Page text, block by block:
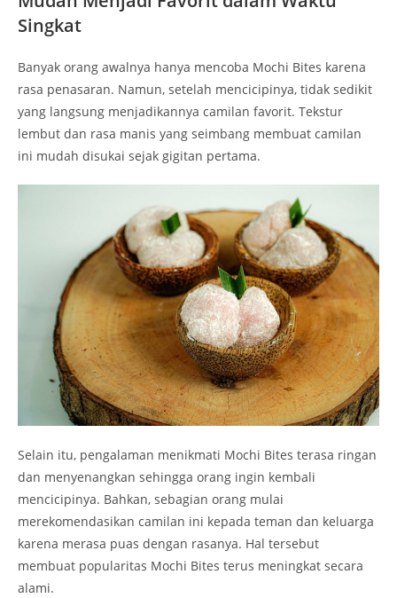
Singkat
Banyak orang awalnya hanya mencoba Mochi Bites karena
rasa penasaran. Namun, setelah mencicipinya, tidak sedikit
yang langsung menjadikannya camilan favorit. Tekstur
lembut dan rasa manis yang seimbang membuat camilan
ini mudah disukai sejak gigitan pertama.
Selain itu, pengalaman menikmati Mochi Bites terasa ringan
dan menyenangkan sehingga orang ingin kembali
mencicipinya. Bahkan, sebagian orang mulai
merekomendasikan camilan ini kepada teman dan keluarga
karena merasa puas dengan rasanya. Hal tersebut
membuat popularitas Mochi Bites terus meningkat secara
alami.